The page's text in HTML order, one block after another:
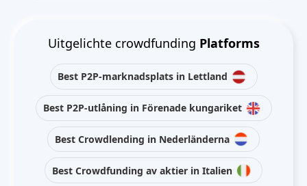
Uitgelichte crowdfunding Platforms
Best P2P-marknadsplats in Lettland
Best P2P-utlåning in Förenade kungariket
Best Crowdlending in Nederländerna
Best Crowdfunding av aktier in Italien